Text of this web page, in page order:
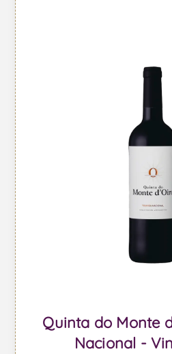
Quinta do Monte
Nacional -